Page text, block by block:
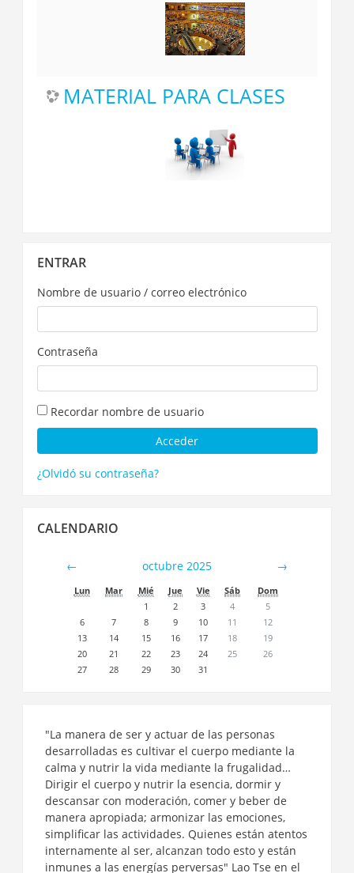
MATERIAL PARA CLASES
Entrar
ENTRAR
Nombre de usuario / correo electrónico
Contraseña
Recordar nombre de usuario
¿Olvidó su contraseña?
Calendario
CALENDARIO
← octubre 2025 →
Lun Mar Mié Jue Vie Sáb
Dom
1
2 3 4
5
6
7 8 9 10 11
12
13
14 15 16 17 18
19
20
21 22 23 24 25
26
27
28 29 30 31
"La manera de ser y actuar de las personas
desarrolladas es cultivar el cuerpo mediante la
calma y nutrir la vida mediante la frugalidad…
Dirigir el cuerpo y nutrir la esencia, dormir y
descansar con moderación, comer y beber de
manera apropiada; armonizar las emociones,
simplificar las actividades. Quienes están atentos
internamente al ser, alcanzan todo esto y están
inmunes a las energías perversas" Lao Tse en el